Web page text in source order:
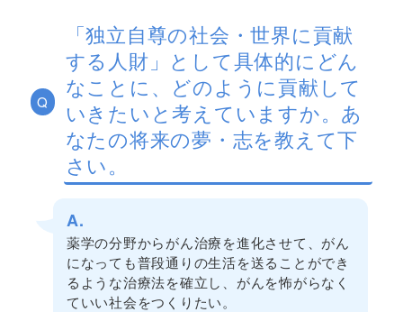
Q
「独立自尊の社会・世界に貢献
する人財」として具体的にどん
なことに、どのように貢献して
いきたいと考えていますか。あ
なたの将来の夢・志を教えて下
さい。
A.
薬学の分野からがん治療を進化させて、がん
になっても普段通りの生活を送ることができ
るような治療法を確立し、がんを怖がらなく
ていい社会をつくりたい。